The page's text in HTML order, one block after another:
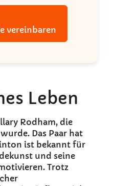
vereinbaren
Leben
Rodham, die
Das Paar hat
ist bekannt für
und seine
Trotz